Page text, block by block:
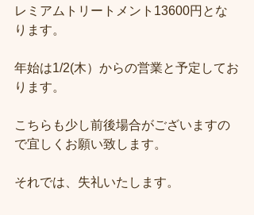
レミアムトリートメント13600円とな
ります。
年始は1/2(木）からの営業と予定してお
ります。
こちらも少し前後場合がございますの
で宜しくお願い致します。
それでは、失礼いたします。